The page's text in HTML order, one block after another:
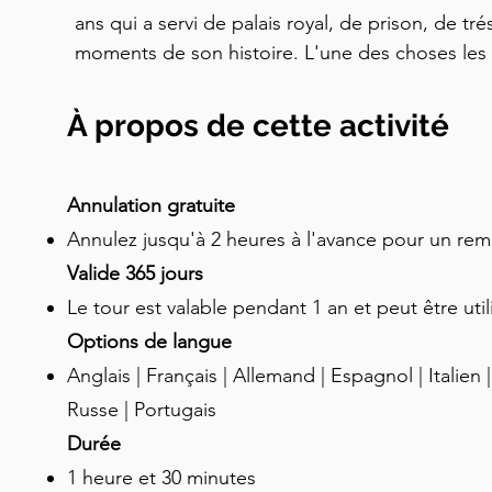
ans qui a servi de palais royal, de prison, de
moments de son histoire. L'une des choses
Tour, elle tombera en poussière et un grand
Pour éviter cela, la Tour a gardé au moins six
pain "spécial corbeaux", et ils ont leur propre
s'occupe d'eux. Un autre fait intéressant à
hantée. On dit que de nombreux fantômes
le fantôme d'Anne Boleyn, la deuxième
décapitée à la Tour. Les visiteurs ont signalé
fantomatique et voir des lumières et des
abrite également les Joyaux de la Couronne,
magnifiques et précieux joyaux au monde. Ils
Charles II, le Sceptre du roi Édouard le
qui fut autrefois le plus grand diamant du
À propos de cette activité
Annulation gratuite
Annulez jusqu'à 2 heures à l'avance pour un
Valide 365 jours
Le tour est valable pendant 1 an et peut être
Options de langue
Anglais | Français | Allemand | Espagnol | Italien
Russe | Portugais
Durée
1 heure et 30 minutes